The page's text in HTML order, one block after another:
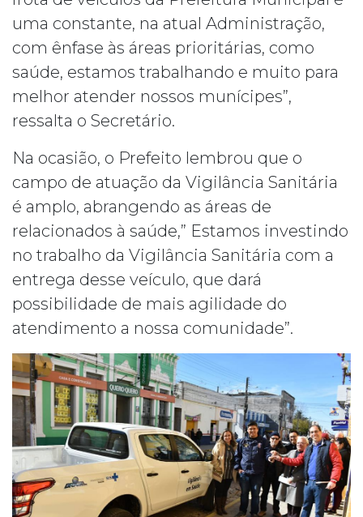
uma constante, na atual Administração,
com ênfase às áreas prioritárias, como
saúde, estamos trabalhando e muito para
melhor atender nossos munícipes”,
ressalta o Secretário.
Na ocasião, o Prefeito lembrou que o
campo de atuação da Vigilância Sanitária
é amplo, abrangendo as áreas de
relacionados à saúde,” Estamos investindo
no trabalho da Vigilância Sanitária com a
entrega desse veículo, que dará
possibilidade de mais agilidade do
atendimento a nossa comunidade”.